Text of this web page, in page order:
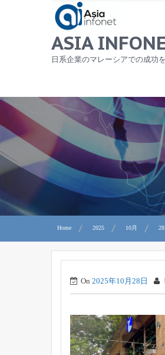
ASIA
日系企業のマレーシアでの成功
Home 2025 10月 28
On 2025年10月28日